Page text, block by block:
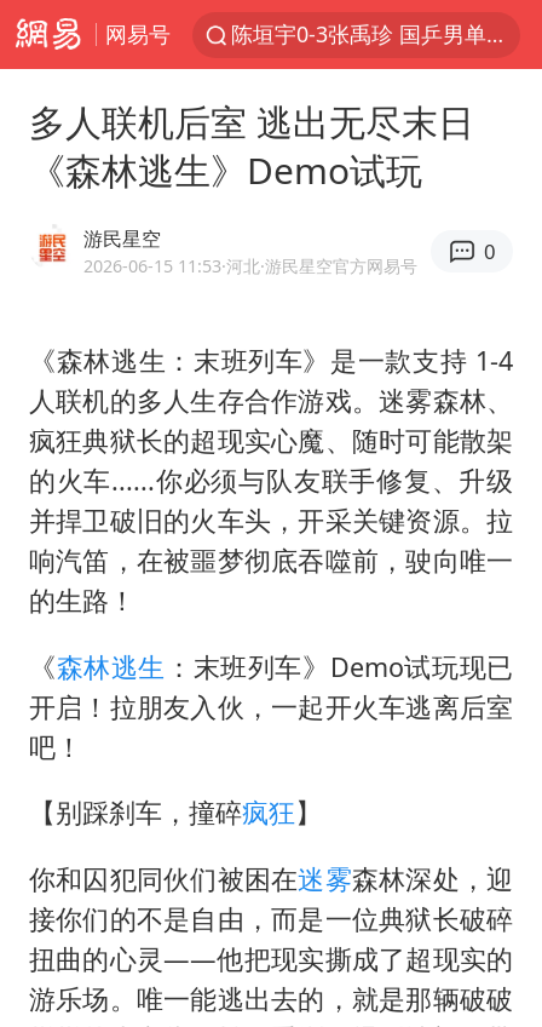
网易号
陈垣宇0-3张禹珍 国乒男单全军覆没
四川宜宾高县4.9级地震致1死
美股存储板块集体大跌
广东雷州通报特教老师招聘违规事件
百花奖开幕式
胡彦斌韩磊 谁帮谁
我国外贸延续良好增长态势
国防部：中国军队坚决反制任何闹海挑衅图谋
U17国足点球大战淘汰河床晋级决赛
夯实基础开新局
多人联机后室 逃出无尽末日
《森林逃生》Demo试玩
游民星空
2026-06-15 11:53·河北·游民星空官方网易号
0
《森林逃生：末班列车》是一款支持 1-4
人联机的多人生存合作游戏。迷雾森林、
疯狂典狱长的超现实心魔、随时可能散架
的火车......你必须与队友联手修复、升级
并捍卫破旧的火车头，开采关键资源。拉
响汽笛，在被噩梦彻底吞噬前，驶向唯一
的生路！
《森林逃生 ：末班列车》Demo试玩现已
开启！拉朋友入伙，一起开火车逃离后室
吧！
【别踩刹车，撞碎疯狂】
你和囚犯同伙们被困在迷雾森林深处，迎
接你们的不是自由，而是一位典狱长破碎
扭曲的心灵——他把现实撕成了超现实的
游乐场。唯一能逃出去的，就是那辆破破